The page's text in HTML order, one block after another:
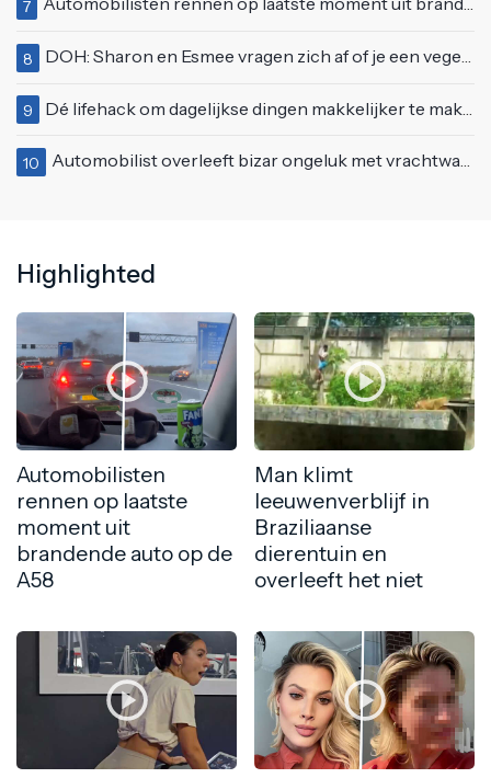
7
8 DOH: Sharon en Esmee vragen zich af of je een vegetariër bent als je kip eet
9 Dé lifehack om dagelijkse dingen makkelijker te maken
10 Automobilist overleeft bizar ongeluk met vrachtwagen
Highlighted
Automobilisten
rennen op laatste
moment uit
brandende auto op de
A58
Man klimt
leeuwenverblijf in
Braziliaanse
dierentuin en
overleeft het niet